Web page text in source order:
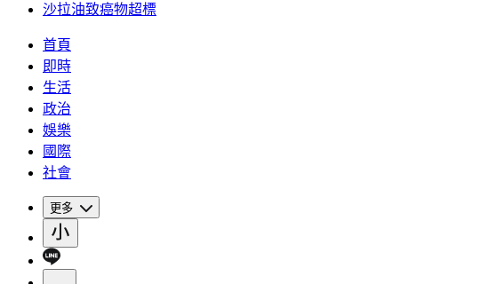
沙拉油致癌物超標
首頁
即時
生活
政治
娛樂
國際
社會
更多